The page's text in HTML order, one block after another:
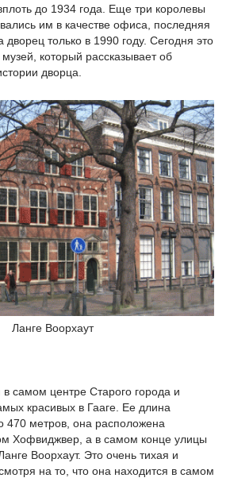
до 1934 года. Еще три королевы
им в качестве офиса, последняя
дворец только в 1990 году. Сегодня это
который рассказывает об
дворца.
Ланге Воорхаут
в самом центре Старого города и
красивых в Гааге. Ее длина
470 метров, она расположена
Хофвиджвер, а в самом конце улицы
Воорхаут. Это очень тихая и
на то, что она находится в самом